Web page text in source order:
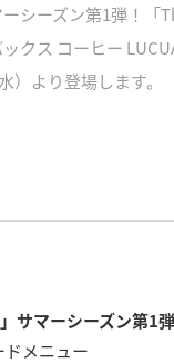
シーズン第1弾！
クス コーヒー
）より登場します。
サマーシーズン第1弾
ドメニュー